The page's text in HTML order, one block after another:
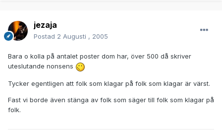
jezaja
Postad 2 Augusti , 2005
Bara o kolla på antalet poster dom har, över 500 då skriver
uteslutande nonsens
Tycker egentligen att folk som klagar på folk som klagar är värst.
Fast vi borde även stänga av folk som säger till folk som klagar på
folk.